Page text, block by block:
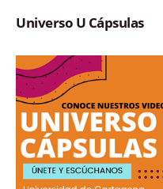
Universo U Cápsulas